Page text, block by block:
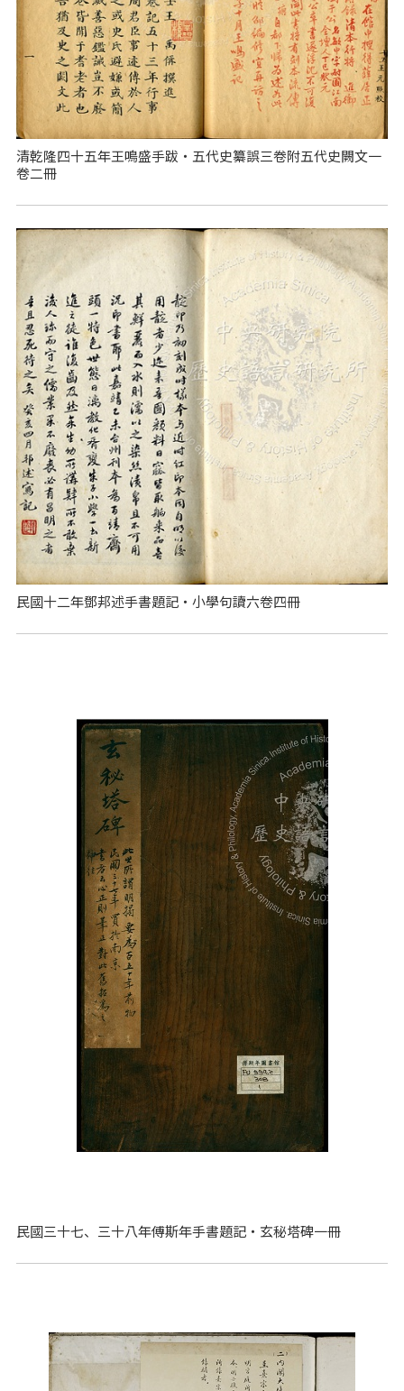
清乾隆四十五年王鳴盛手跋‧五代史纂誤三卷附五代史闕文一
卷二冊
民國十二年鄧邦述手書題記‧小學句讀六卷四冊
民國三十七、三十八年傅斯年手書題記‧玄秘塔碑一冊